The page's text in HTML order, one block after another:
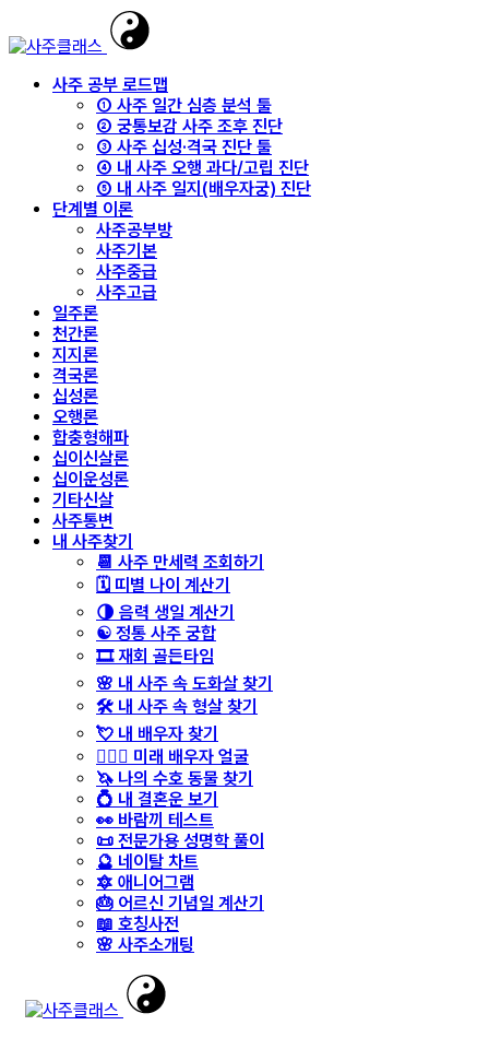
사주 공부 로드맵
① 사주 일간 심층 분석 툴
② 궁통보감 사주 조후 진단
③ 사주 십성·격국 진단 툴
④ 내 사주 오행 과다/고립 진단
⑤ 내 사주 일지(배우자궁) 진단
단계별 이론
사주공부방
사주기본
사주중급
사주고급
일주론
천간론
지지론
격국론
십성론
오행론
합충형해파
십이신살론
십이운성론
기타신살
사주통변
내 사주찾기
📆 사주 만세력 조회하기
🗓️ 띠별 나이 계산기
🌗 음력 생일 계산기
☯️ 정통 사주 궁합
🎞️ 재회 골든타임
🌸 내 사주 속 도화살 찾기
🛠️ 내 사주 속 형살 찾기
💘 내 배우자 찾기
👩‍❤️‍👨 미래 배우자 얼굴
🦄 나의 수호 동물 찾기
💍 내 결혼운 보기
👀 바람끼 테스트
📜 전문가용 성명학 풀이
🔮 네이탈 차트
🔯 애니어그램
🎂 어르신 기념일 계산기
📖 호칭사전
🌸 사주소개팅